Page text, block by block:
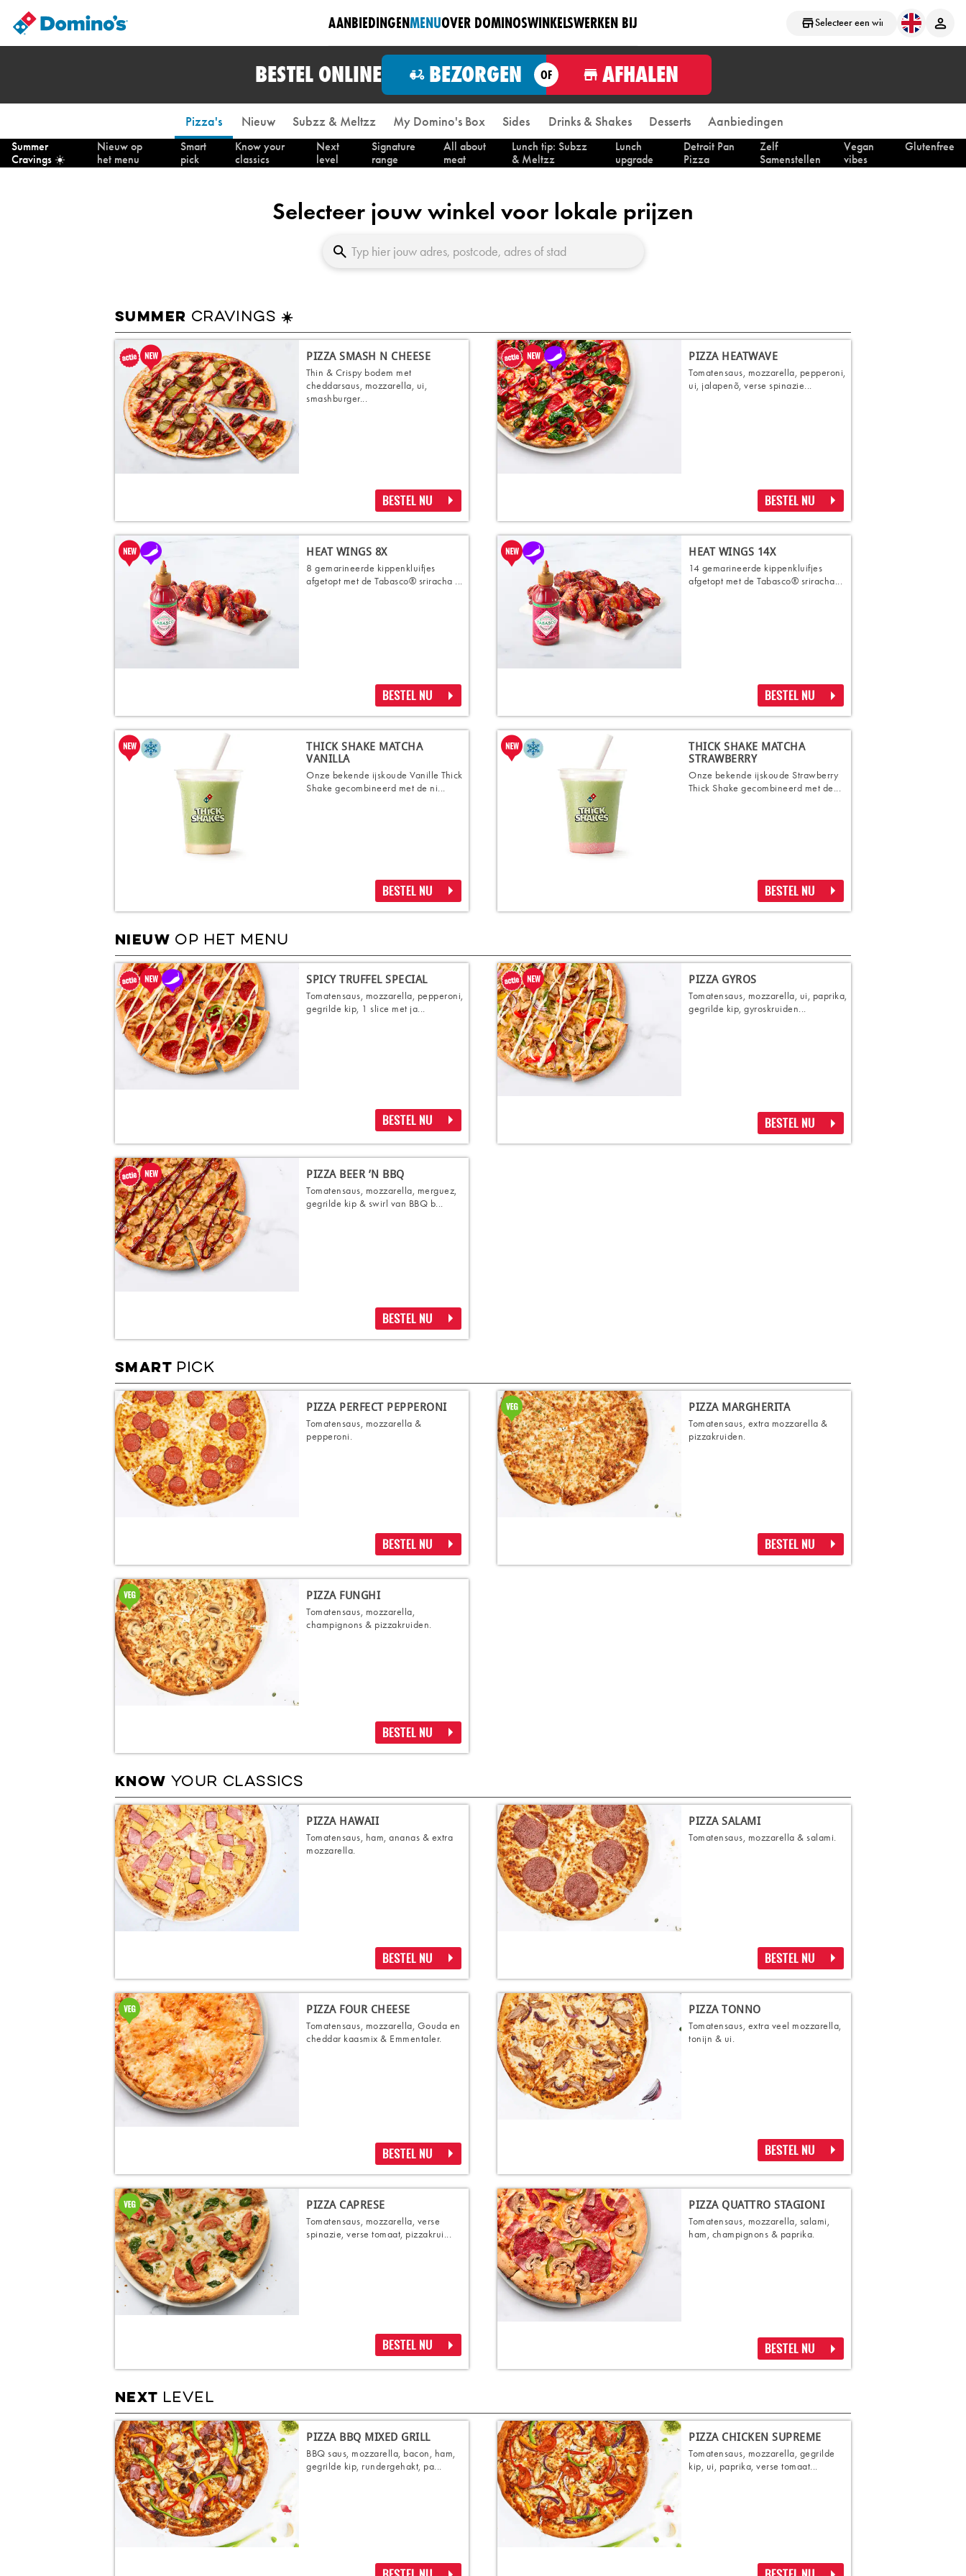
Selecteer een winkel
AANBIEDINGENMENUOVER DOMINOSWINKELSWERKEN BIJ
BESTEL ONLINE BEZORGEN OF AFHALEN
Pizza's
Summer
Cravings ☀️
Nieuw op
het menu
Smart
pick
Know your
classics
Next
level
Signature
range
All about
meat
Lunch tip: Subzz
& Meltzz
Lunch
upgrade
Detroit Pan
Pizza
Zelf
Samenstellen
Vegan
vibes
Glutenfree
Nieuw Subzz & Meltzz My Domino's Box Sides Drinks & Shakes Desserts Aanbiedingen
Selecteer jouw winkel voor lokale prijzen
SUMMER CRAVINGS ☀️
PIZZA SMASH N CHEESE
Thin & Crispy bodem met
cheddarsaus, mozzarella, ui,
smashburger...
BESTEL NU
PIZZA HEATWAVE
Tomatensaus, mozzarella, pepperoni,
ui, jalapenõ, verse spinazie...
BESTEL NU
HEAT WINGS 8X
8 gemarineerde kippenkluifjes
afgetopt met de Tabasco® sriracha ...
BESTEL NU
HEAT WINGS 14X
14 gemarineerde kippenkluifjes
afgetopt met de Tabasco® sriracha...
BESTEL NU
THICK SHAKE MATCHA
VANILLA
Onze bekende ijskoude Vanille Thick
Shake gecombineerd met de ni...
BESTEL NU
THICK SHAKE MATCHA
STRAWBERRY
Onze bekende ijskoude Strawberry
Thick Shake gecombineerd met de...
BESTEL NU
NIEUW OP HET MENU
SPICY TRUFFEL SPECIAL
Tomatensaus, mozzarella, pepperoni,
gegrilde kip, 1 slice met ja...
BESTEL NU
PIZZA GYROS
Tomatensaus, mozzarella, ui, paprika,
gegrilde kip, gyroskruiden...
BESTEL NU
PIZZA BEER ’N BBQ
Tomatensaus, mozzarella, merguez,
gegrilde kip & swirl van BBQ b...
BESTEL NU
SMART PICK
PIZZA PERFECT PEPPERONI
Tomatensaus, mozzarella &
pepperoni.
BESTEL NU
PIZZA MARGHERITA
Tomatensaus, extra mozzarella &
pizzakruiden.
BESTEL NU
PIZZA FUNGHI
Tomatensaus, mozzarella,
champignons & pizzakruiden.
BESTEL NU
KNOW YOUR CLASSICS
PIZZA HAWAII
Tomatensaus, ham, ananas & extra
mozzarella.
BESTEL NU
PIZZA SALAMI
Tomatensaus, mozzarella & salami.
BESTEL NU
PIZZA FOUR CHEESE
Tomatensaus, mozzarella, Gouda en
cheddar kaasmix & Emmentaler.
BESTEL NU
PIZZA TONNO
Tomatensaus, extra veel mozzarella,
tonijn & ui.
BESTEL NU
PIZZA CAPRESE
Tomatensaus, mozzarella, verse
spinazie, verse tomaat, pizzakrui...
BESTEL NU
PIZZA QUATTRO STAGIONI
Tomatensaus, mozzarella, salami,
ham, champignons & paprika.
BESTEL NU
NEXT LEVEL
PIZZA BBQ MIXED GRILL
BBQ saus, mozzarella, bacon, ham,
gegrilde kip, rundergehakt, pa...
PIZZA CHICKEN SUPREME
Tomatensaus, mozzarella, gegrilde
kip, ui, paprika, verse tomaat...